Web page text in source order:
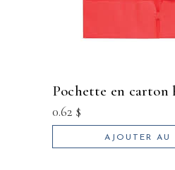
pochette en
0.62 $
AJOUTER AU